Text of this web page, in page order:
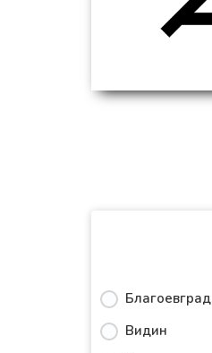
Благоевград
Видин